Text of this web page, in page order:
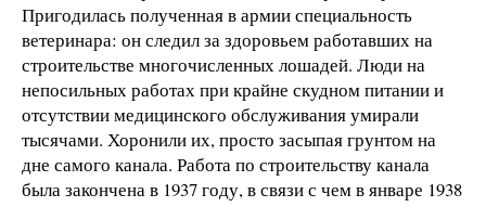
Пригодилась полученная в армии специальность
ветеринара: он следил за здоровьем работавших на
строительстве многочисленных лошадей. Люди на
непосильных работах при крайне скудном питании и
отсутствии медицинского обслуживания умирали
тысячами. Хоронили их, просто засыпая грунтом на
дне самого канала. Работа по строительству канала
была закончена в 1937 году, в связи с чем в январе 1938